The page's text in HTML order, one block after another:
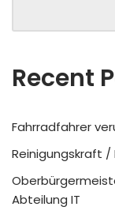
Recent
Fahrradfahrer
Reinigungskraft
Abteilung IT